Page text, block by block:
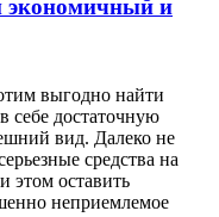
экономичный и
выгодно найти
себе достаточную
вид. Далеко не
средства на
этом оставить
неприемлемое